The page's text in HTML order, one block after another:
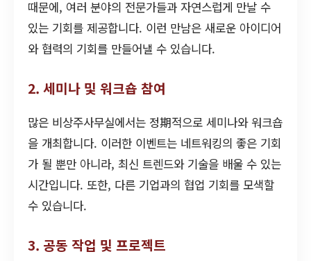
때문에, 여러 분야의 전문가들과 자연스럽게 만날 수
있는 기회를 제공합니다. 이런 만남은 새로운 아이디어
와 협력의 기회를 만들어낼 수 있습니다.
2. 세미나 및 워크숍 참여
많은 비상주사무실에서는 정期적으로 세미나와 워크숍
을 개최합니다. 이러한 이벤트는 네트워킹의 좋은 기회
가 될 뿐만 아니라, 최신 트렌드와 기술을 배울 수 있는
시간입니다. 또한, 다른 기업과의 협업 기회를 모색할
수 있습니다.
3. 공동 작업 및 프로젝트